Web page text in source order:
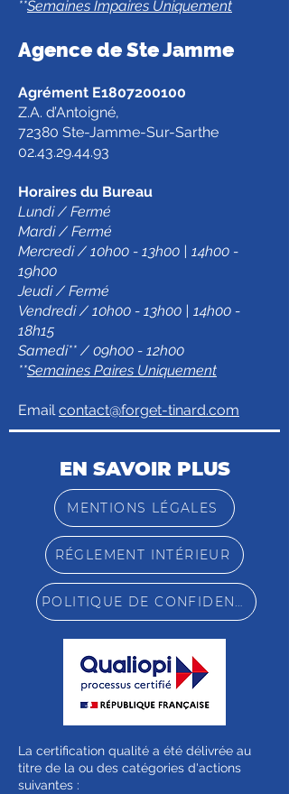
**Semaines Impaires Uniquement
Agence de Ste Jamme
Agrément E1807200100
Z.A. d’Antoigné,
72380 Ste-Jamme-Sur-Sarthe
02.43.29.44.93
Horaires du Bureau
Lundi / Fermé
Mardi / Fermé
Mercredi / 10h00 - 13h00 | 14h00 -
19h00
Jeudi / Fermé
Vendredi / 10h00 - 13h00 | 14h00 -
18h15
Samedi** / 09h00 - 12h00
**Semaines Paires Uniquement
Emailcontact@forget-tinard.com
EN SAVOIR PLUS
MENTIONS LÉGALES
RÉGLEMENT INTÉRIEUR
POLITIQUE DE CONFIDENTIALITÉ
La certification qualité a été délivrée au
titre de la ou des catégories d'actions
suivantes :